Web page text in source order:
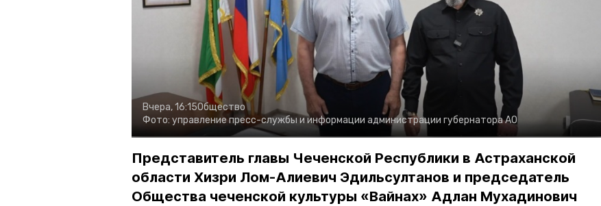
Вчера, 16:15Общество
Фото: управление пресс-службы и информации администрации губернатора АО
Представитель главы Чеченской Республики в Астраханской
области Хизри Лом-Алиевич Эдильсултанов и председатель
Общества чеченской культуры «Вайнах» Адлан Мухадинович